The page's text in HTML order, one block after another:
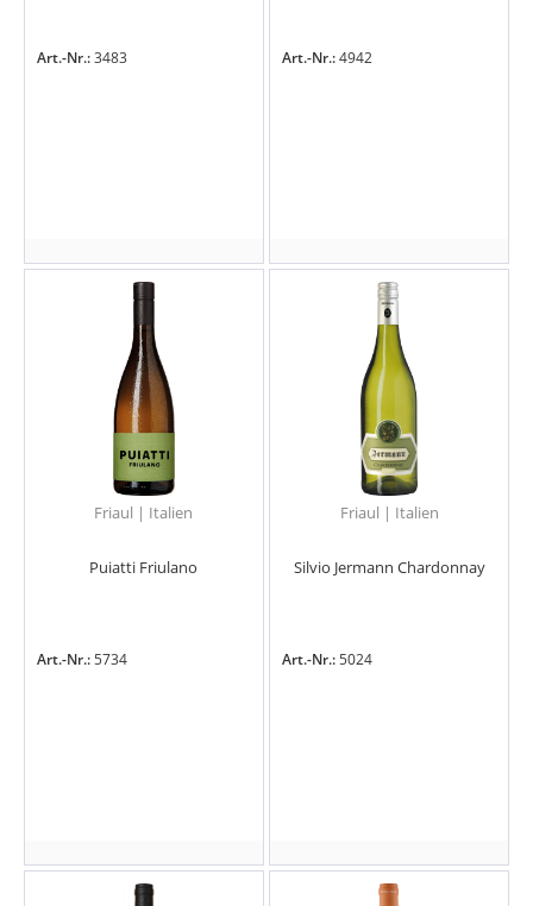
Art.-Nr.:3483 Art.-Nr.:4942
Friaul | Italien
Puiatti Friulano
Art.-Nr.:5734
Friaul | Italien
Silvio Jermann Chardonnay
Art.-Nr.:5024